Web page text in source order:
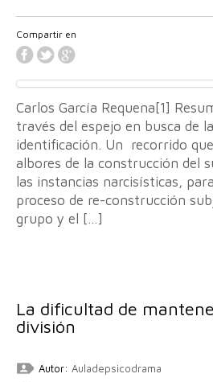
Compartir en
Carlos García Requena[1]
través del espejo en busca de
identificación. Un recorrido
albores de la construcción del
las instancias narcisísticas,
proceso de re-construcción
grupo y el […]
La dificultad de
división
Autor: Auladepsicodrama